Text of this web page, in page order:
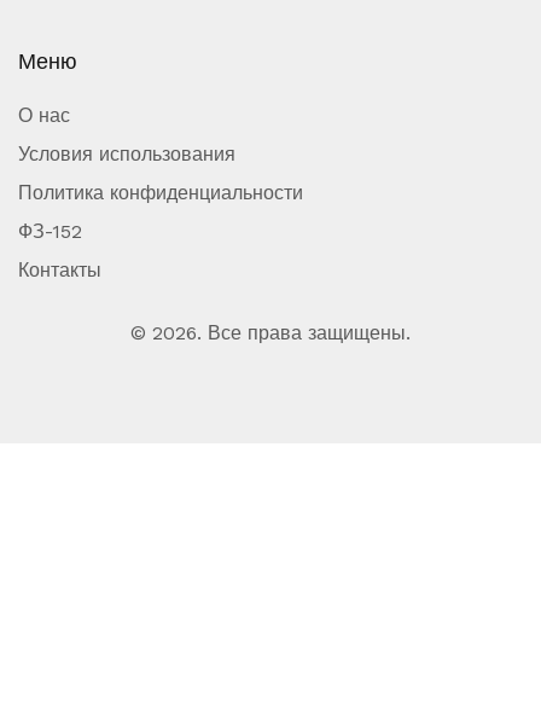
Меню
О нас
Условия использования
Политика конфиденциальности
ФЗ-152
Контакты
© 2026. Все права защищены.